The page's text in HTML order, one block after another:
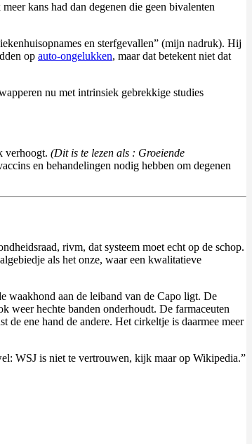
kans had dan degenen die geen bivalenten
en sterfgevallen” (mijn nadruk). Hij
op auto-ongelukken, maar dat betekent niet dat
nu met intrinsiek gebrekkige studies
verhoogt. (Dit is te lezen als : Groeiende
en behandelingen nodig hebben om degenen
rivm, dat systeem moet echt op de schop.
als het onze, waar een kwalitatieve
waakhond aan de leiband van de Capo ligt. De
weer hechte banden onderhoudt. De farmaceuten
de ene hand de andere. Het cirkeltje is daarmee meer
WSJ is niet te vertrouwen, kijk maar op Wikipedia.”